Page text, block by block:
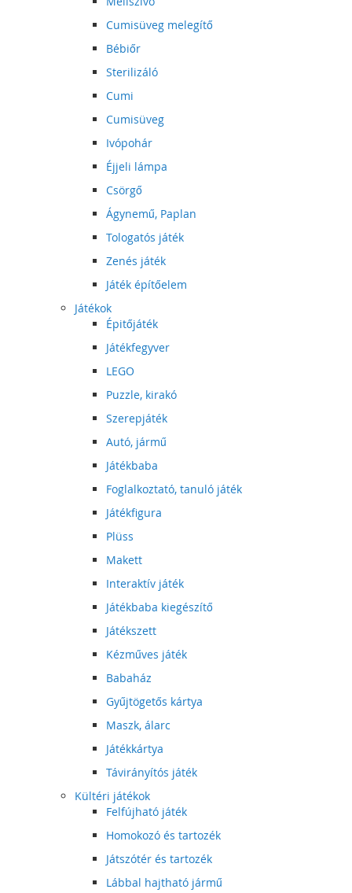
Cumisüveg melegítő
Bébiőr
Sterilizáló
Cumi
Cumisüveg
Ivópohár
Éjjeli lámpa
Csörgő
Ágynemű, Paplan
Tologatós játék
Zenés játék
Játék építőelem
Játékok
Épitőjáték
Játékfegyver
LEGO
Puzzle, kirakó
Szerepjáték
Autó, jármű
Játékbaba
Foglalkoztató, tanuló játék
Játékfigura
Plüss
Makett
Interaktív játék
Játékbaba kiegészítő
Játékszett
Kézműves játék
Babaház
Gyűjtögetős kártya
Maszk, álarc
Játékkártya
Távirányítós játék
Kültéri játékok
Felfújható játék
Homokozó és tartozék
Játszótér és tartozék
Lábbal hajtható jármű